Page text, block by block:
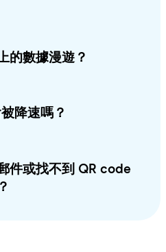
的數據漫遊？
降速嗎？
件或找不到 QR code